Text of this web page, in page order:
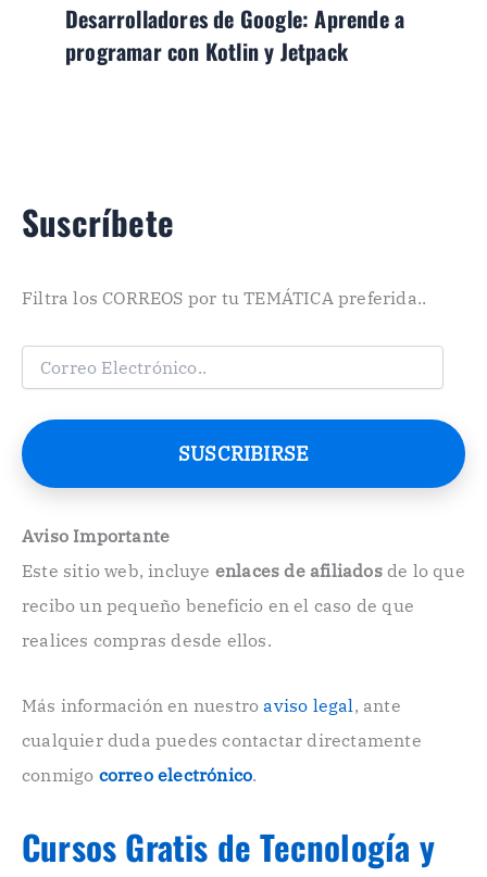
Desarrolladores de Google: Aprende a
programar con Kotlin y Jetpack
Suscríbete
Filtra los CORREOS por tu TEMÁTICA preferida..
C
e
o
e
t
ó
n
o
.
SUSCRIBIRSE
Aviso Importante
Este sitio web, incluye enlaces de afiliadosde lo que
recibo un pequeño beneficio en el caso de que
realices compras desde ellos.
Más información en nuestroaviso legal , ante
cualquier duda puedes contactar directamente
conmigo correo electrónico.
Cursos Gratis de Tecnología y